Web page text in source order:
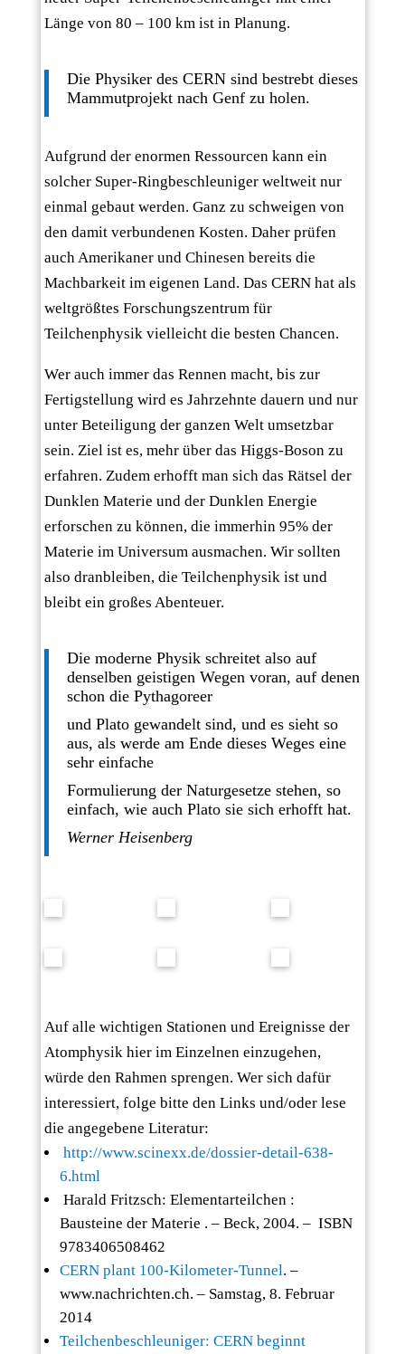
Länge von 80 – 100 km ist in Planung.
Die Physiker des CERN sind bestrebt dieses
Mammutprojekt nach Genf zu holen.
Aufgrund der enormen Ressourcen kann ein
solcher Super-Ringbeschleuniger weltweit nur
einmal gebaut werden. Ganz zu schweigen von
den damit verbundenen Kosten. Daher prüfen
auch Amerikaner und Chinesen bereits die
Machbarkeit im eigenen Land. Das CERN hat als
weltgrößtes Forschungszentrum für
Teilchenphysik vielleicht die besten Chancen.
Wer auch immer das Rennen macht, bis zur
Fertigstellung wird es Jahrzehnte dauern und nur
unter Beteiligung der ganzen Welt umsetzbar
sein. Ziel ist es, mehr über das Higgs-Boson zu
erfahren. Zudem erhofft man sich das Rätsel der
Dunklen Materie und der Dunklen Energie
erforschen zu können, die immerhin 95% der
Materie im Universum ausmachen. Wir sollten
also dranbleiben, die Teilchenphysik ist und
bleibt ein großes Abenteuer.
Die moderne Physik schreitet also auf
denselben geistigen Wegen voran, auf denen
schon die Pythagoreer
und Plato gewandelt sind, und es sieht so
aus, als werde am Ende dieses Weges eine
sehr einfache
Formulierung der Naturgesetze stehen, so
einfach, wie auch Plato sie sich erhofft hat.
Werner Heisenberg
Auf alle wichtigen Stationen und Ereignisse der
Atomphysik hier im Einzelnen einzugehen,
würde den Rahmen sprengen. Wer sich dafür
interessiert, folge bitte den Links und/oder lese
die angegebene Literatur:
http://www.scinexx.de/dossier-detail-638-
6.html
Harald Fritzsch: Elementarteilchen :
Bausteine der Materie . – Beck, 2004. – ISBN
9783406508462
CERN plant 100-Kilometer-Tunnel. –
www.nachrichten.ch. – Samstag, 8. Februar
2014
Teilchenbeschleuniger: CERN beginnt